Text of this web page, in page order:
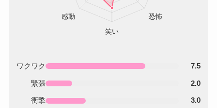
ワクワク 7.5
緊張 2.0
衝撃 3.0